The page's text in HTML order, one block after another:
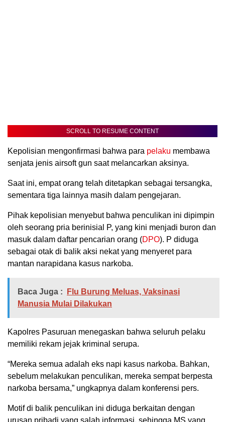
SCROLL TO RESUME CONTENT
Kepolisian mengonfirmasi bahwa para pelaku membawa
senjata jenis airsoft gun saat melancarkan aksinya.
Saat ini, empat orang telah ditetapkan sebagai tersangka,
sementara tiga lainnya masih dalam pengejaran.
Pihak kepolisian menyebut bahwa penculikan ini dipimpin
oleh seorang pria berinisial P, yang kini menjadi buron dan
masuk dalam daftar pencarian orang (DPO). P diduga
sebagai otak di balik aksi nekat yang menyeret para
mantan narapidana kasus narkoba.
Baca Juga :
Flu Burung Meluas, Vaksinasi
Manusia Mulai Dilakukan
Kapolres Pasuruan menegaskan bahwa seluruh pelaku
memiliki rekam jejak kriminal serupa.
“Mereka semua adalah eks napi kasus narkoba. Bahkan,
sebelum melakukan penculikan, mereka sempat berpesta
narkoba bersama,” ungkapnya dalam konferensi pers.
Motif di balik penculikan ini diduga berkaitan dengan
urusan pribadi yang salah informasi, sehingga MS yang